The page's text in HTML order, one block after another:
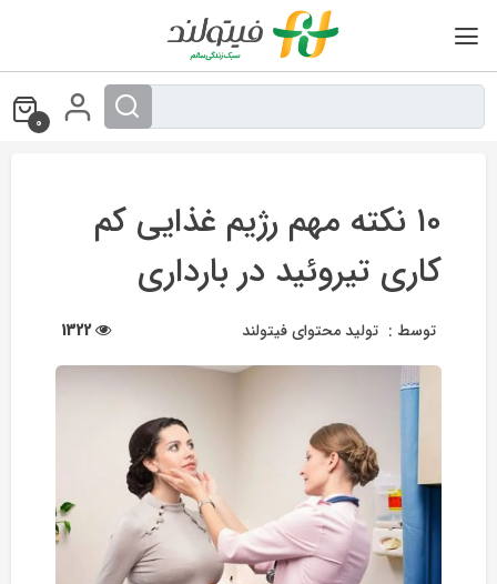
0
۱۰ نکته مهم رژیم غذایی کم
کاری تیروئید در بارداری
توسط : تولید محتوای فیتولند 1322